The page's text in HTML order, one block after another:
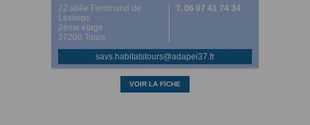
22 allée Ferdinand de
Lesseps
2ème étage
37200 Tours
T. 06 07 41 74 34
savs.habitatstours@adapei37.fr
VOIR LA FICHE